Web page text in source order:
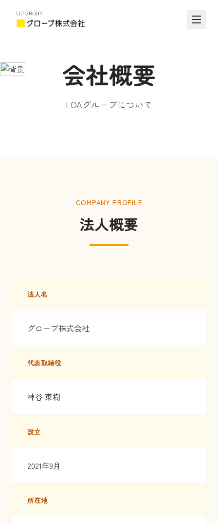
会社概要
LOAグループについて
COMPANY PROFILE
法人概要
法人名
グローブ株式会社
代表取締役
神谷 東樹
設立
2021年9月
所在地